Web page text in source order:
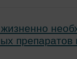
препаратов